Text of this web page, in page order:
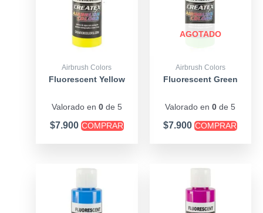
Airbrush Colors
Fluorescent Yellow
Valorado en 0de 5
$7.900 COMPRAR
AGOTADO
Airbrush Colors
Fluorescent Green
Valorado en0 de 5
$7.900 COMPRAR